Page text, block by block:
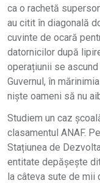
ca o rachetă
au citit în diagonală
cuvinte de ocară
datornicilor după
operațiunii se
Guvernul, în
niște oameni să nu
Studiem un caz
clasamentul ANAF.
Stațiunea de
entitate depășește
la câteva sute de mii